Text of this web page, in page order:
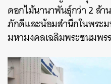
ดอกไม้นานาพันธุ์กว่า 2 ล้
ภักดีและน้อมสำนึกในพระ
มหามงคลเฉลิมพระชนมพร